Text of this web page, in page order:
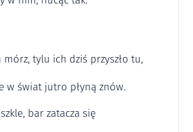
mórz, tylu ich dziś przyszło tu,
w świat jutro płyną znów.
bar zatacza się